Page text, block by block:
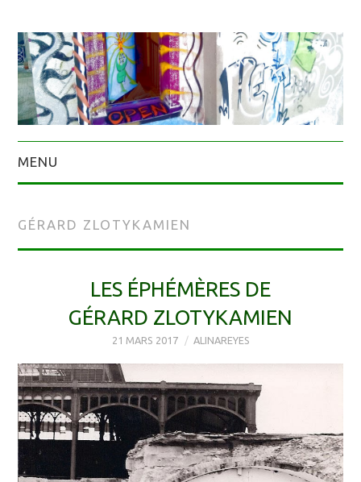
MENU
GÉRARD ZLOTYKAMIEN
LES ÉPHÉMÈRES DE
GÉRARD ZLOTYKAMIEN
21 MARS 2017 ALINAREYES